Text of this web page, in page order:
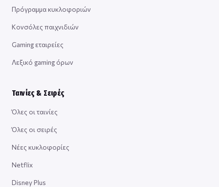
Πρόγραμμα κυκλοφοριών
Κονσόλες παιχνιδιών
Gaming εταιρείες
Λεξικό gaming όρων
Ταινίες & Σειρές
Όλες οι ταινίες
Όλες οι σειρές
Νέες κυκλοφορίες
Netflix
Disney Plus